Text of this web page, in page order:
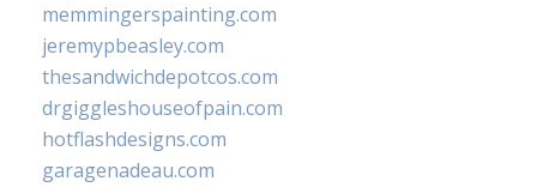
memmingerspainting.com
jeremypbeasley.com
thesandwichdepotcos.com
drgiggleshouseofpain.com
hotflashdesigns.com
garagenadeau.com